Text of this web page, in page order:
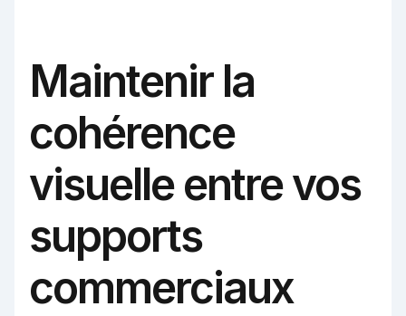
Maintenir la
cohérence
visuelle entre vos
supports
commerciaux